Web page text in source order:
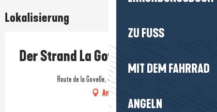
ZU FUSS
MIT DEM FAHRRAD
ANGELN
Lokalisierung
Der Strand La Govelle
Route de la Govelle, 44740 Batz-sur-Mer
Anfahrt